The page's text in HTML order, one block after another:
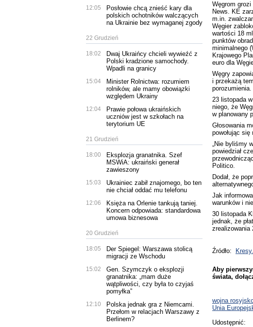
12:05
Posłowie chcą znieść kary dla
polskich ochotników walczących
na Ukrainie bez wymaganej zgody
22 Grudzień
18:02
Dwaj Ukraińcy chcieli wywieźć z
Polski kradzione samochody.
Wpadli na granicy
15:04
Minister Rolnictwa: rozumiem
rolników, ale mamy obowiązki
względem Ukrainy
12:04
Prawie połowa ukraińskich
uczniów jest w szkołach na
terytorium UE
21 Grudzień
18:00
Eksplozja granatnika. Szef
MSWiA: ukraiński generał
zawieszony
15:03
Ukrainiec zabił znajomego, bo ten
nie chciał oddać mu telefonu
12:06
Księża na Orlenie tankują taniej.
Koncern odpowiada: standardowa
umowa biznesowa
20 Grudzień
18:05
Der Spiegel: Warszawa stolicą
migracji ze Wschodu
15:02
Gen. Szymczyk o eksplozji
granatnika: „mam duże
wątpliwości, czy była to czyjaś
pomyłka”
12:10
Polska jednak gra z Niemcami.
Przełom w relacjach Warszawy z
Berlinem?
Węgrom
News. KE
m.in.
Węgier
wartości 18
punktów
minimalnego
Krajowego
euro dla
Węgry
i przekażą
porozumienia.
23 listopada
niego, że
w planowany
Głosowania
powołując
„Nie byliśmy
powiedział
Politico.
Dodał, że
Jak
warunków i
30 listopada
jednak, że
zrealizowania
Źródło:
Aby
świata,
wojna
Unia
Udostępnić: